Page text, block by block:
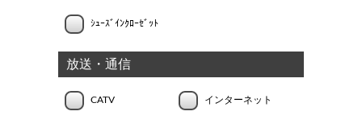
ｼｭｰｽﾞｲﾝｸﾛｰｾﾞｯﾄ
放送・通信
CATV インターネット